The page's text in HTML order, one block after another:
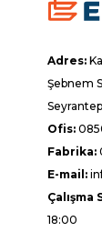
Adres:
Şebnem
Ofis:
Fabrika:
E-mail:
Çalışma
18:00